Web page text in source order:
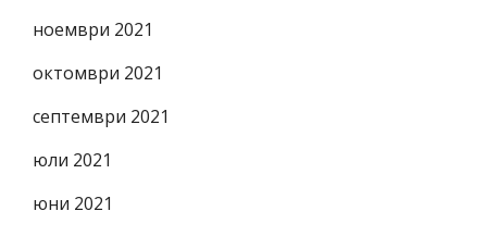
ноември 2021
октомври 2021
септември 2021
юли 2021
юни 2021